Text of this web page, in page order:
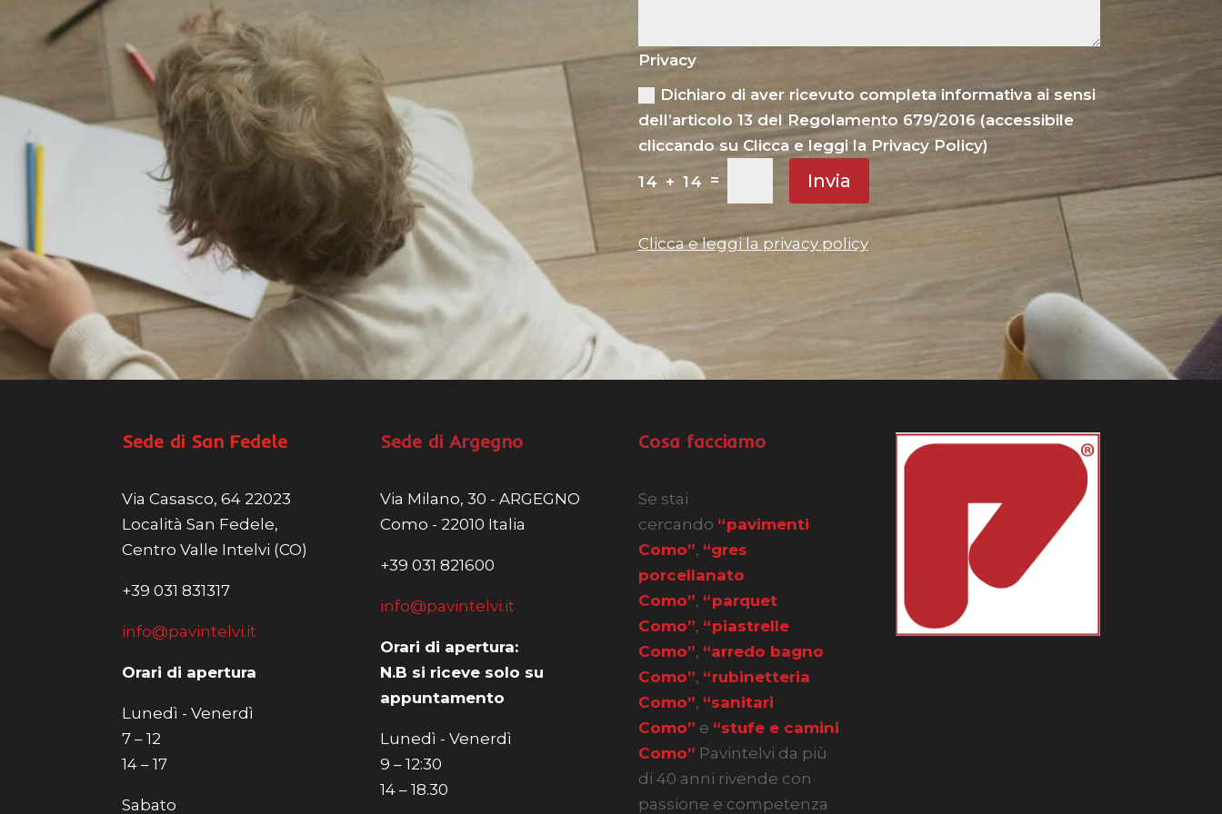
Privacy
Dichiaro di aver ricevuto completa informativa ai sensi
dell’articolo 13 del Regolamento 679/2016 (accessibile
cliccando su Clicca e leggi la Privacy Policy)
14 + 14 = Invia
Clicca e leggi la privacy policy
Sede di San Fedele
Via Casasco, 64 22023
Località San Fedele,
Centro Valle Intelvi (CO)
+39 031 831317
info@pavintelvi.it
Orari di apertura
Lunedì - Venerdì
7 – 12
14 – 17
Sabato
Sede di Argegno
Via Milano, 30 - ARGEGNO
Como - 22010 Italia
+39 031 821600
info@pavintelvi.it
Orari di apertura:
N.B si riceve solo su
appuntamento
Lunedì - Venerdì
9 – 12:30
14 – 18.30
Cosa facciamo
Se stai
cercando “pavimenti
Como”, “gres
porcellanato
Como”, “parquet
Como”, “piastrelle
Como”, “arredo bagno
Como”, “rubinetteria
Como”, “sanitari
Como” e “stufe e camini
Como” Pavintelvi da più
di 40 anni rivende con
passione e competenza